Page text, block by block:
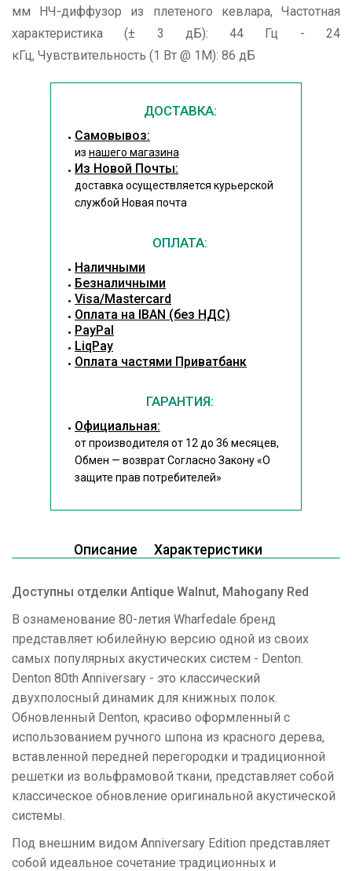
мм НЧ-диффузор из плетеного кевлара, Частотная
характеристика (± 3 дБ): 44 Гц - 24
кГц, Чувствительность (1 Вт @ 1M): 86 дБ
ДОСТАВКА:
Cамовывоз:
из нашего магазина
Из Новой Почты:
доставка осуществляется курьерской
службой Новая почта
ОПЛАТА:
Наличными
Безналичными
Visa/Mastercard
Оплата на IBAN (без НДС)
PayPal
LiqPay
Оплата частями Приватбанк
ГАРАНТИЯ:
Официальная:
от производителя от 12 до 36 месяцев,
Обмен — возврат Согласно Закону«О
защите прав потребителей»
Описание Характеристики
Доступны отделки Antique Walnut, Mahogany Red
В ознаменование 80-летия Wharfedale бренд
представляет юбилейную версию одной из своих
самых популярных акустических систем - Denton.
Denton 80th Anniversary - это классический
двухполосный динамик для книжных полок.
Обновленный Denton, красиво оформленный с
использованием ручного шпона из красного дерева,
вставленной передней перегородки и традиционной
решетки из вольфрамовой ткани, представляет собой
классическое обновление оригинальной акустической
системы.
Под внешним видом Anniversary Edition представляет
собой идеальное сочетание традиционных и